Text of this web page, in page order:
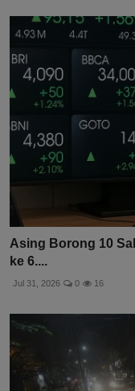
Asing Borong 10
ke 6....
Jul 31, 2026 0 16